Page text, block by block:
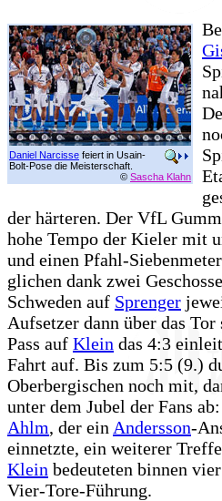
Daniel Narcisse feiert in Usain-
Bolt-Pose die Meisterschaft.
© Sascha Klahn
der härteren. Der VfL
hohe Tempo der Kieler mit
und einen Pfahl-
glichen dank zwei
Schweden auf Sprenger
Aufsetzer dann über das Tor
Pass auf Klein das 4:3
Fahrt auf. Bis zum 5:5 (9.)
Oberbergischen noch mit,
unter dem Jubel der Fans ab:
Ahlm, der ein Andersson-
einnetzte, ein weiterer
Klein bedeuteten binnen
Vier-Tore-Führung.